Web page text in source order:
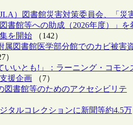
）図書館災害対策委員会、「災
書館等への助成（2026年度）」を
を開始 （142）
属図書館医学部分館でのカビ被害
）
いいとも!」：ラーニング・コモン
援企画 （7）
図書館等のためのアクセシビリテ
タルコレクションに新聞等約4.5万